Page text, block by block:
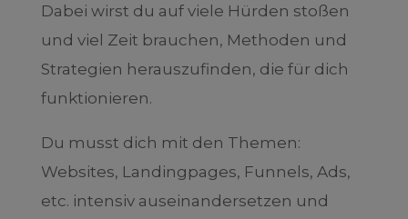
Dabei wirst du auf viele Hürden stoßen
und viel Zeit brauchen, Methoden und
Strategien herauszufinden, die für dich
funktionieren.
Du musst dich mit den Themen:
Websites, Landingpages, Funnels, Ads,
etc. intensiv auseinandersetzen und